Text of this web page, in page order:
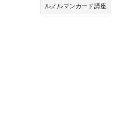
ルノルマンカード講座